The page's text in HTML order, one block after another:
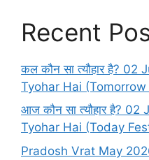
Recent
कल कौन सा त्यौहार है?
Tyohar Hai
आज कौन सा त्यौहार है?
Tyohar Hai (Today
Pradosh Vrat May